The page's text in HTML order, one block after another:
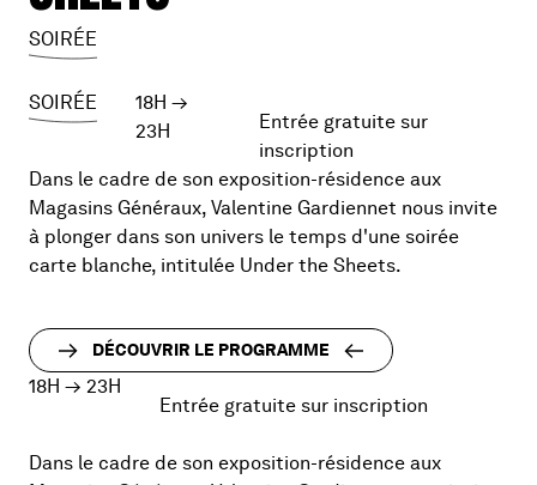
SOIRÉE
SOIRÉE 18H →
23H
Entrée gratuite sur
inscription
Dans le cadre de son exposition-résidence aux
Magasins Généraux, Valentine Gardiennet nous invite
à plonger dans son univers le temps d'une soirée
carte blanche, intitulée Under the Sheets.
DÉCOUVRIR LE PROGRAMME
18H → 23H
Entrée gratuite sur inscription
Dans le cadre de son exposition-résidence aux